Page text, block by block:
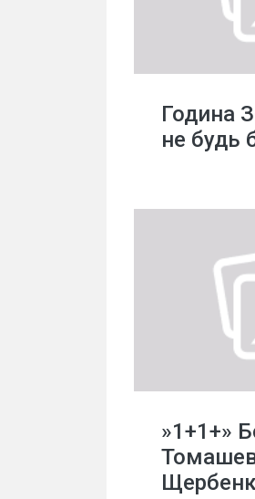
Година
не будь
»1+1+»